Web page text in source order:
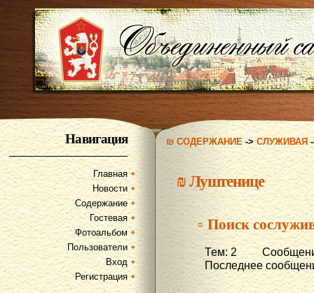
Навигация
Главная
Новости
Содержание
Гостевая
Фотоальбом
Пользователи
Вход
Регистрация
₪ СОДЕРЖАНИЕ->СЛУЖИВАЯ
₪Луштенице
▫ Поиск
Тем: 2
Последнее